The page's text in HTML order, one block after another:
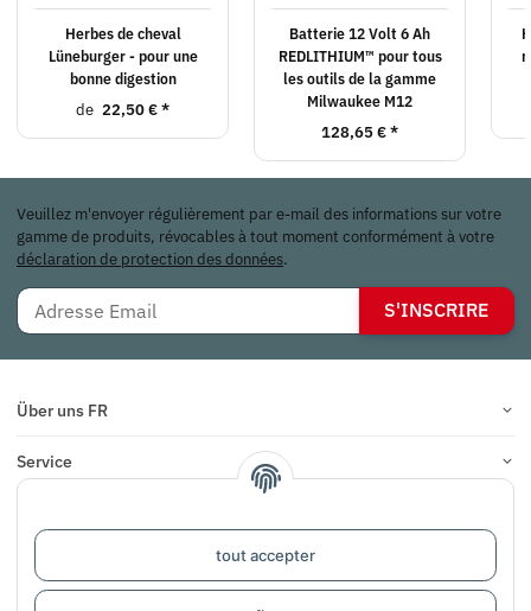
tout accepter
Herbes de cheval
Lüneburger - pour une
bonne digestion
de 22,50 €*
Batterie 12 Volt 6 Ah
REDLITHIUM™ pour tous
les outils de la gamme
Milwaukee M12
128,65 €*
Veuillez m'envoyer régulièrement par e-mail des informations sur votre
gamme de produits, révocables à tout moment conformément à votre
déclaration de protection des données.
S'INSCRIRE
Über uns FR
Service
COMMENTAIRES